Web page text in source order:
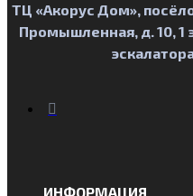
ТЦ «Акорус Дом»,
Промышленная, д. 10, 1
ИНФОРМАЦИЯ